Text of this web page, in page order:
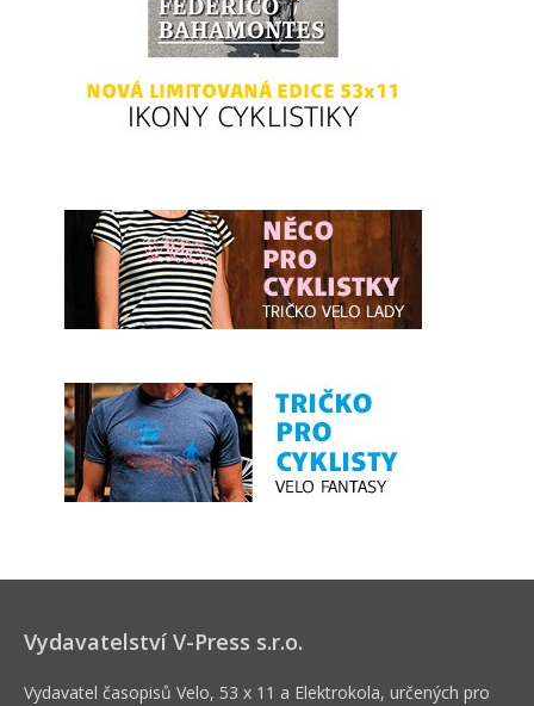
Vydavatelství V-Press s.r.o.
Vydavatel časopisů Velo, 53 x 11 a Elektrokola, určených pro